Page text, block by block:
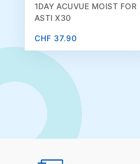
1DAY ACUVUE MOIST FOR
ASTI X30
CHF 37.90